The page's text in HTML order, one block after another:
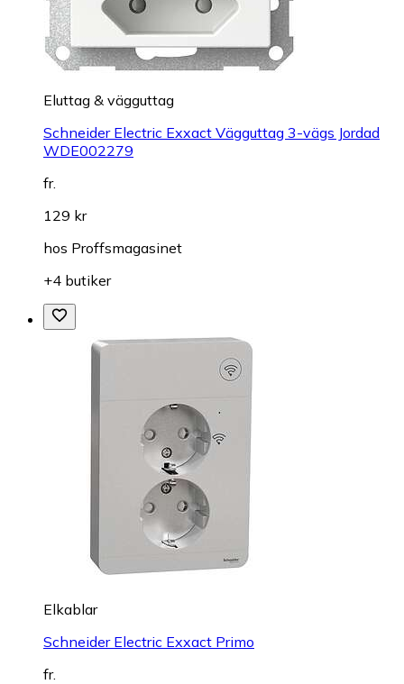
Eluttag & vägguttag
Schneider Electric Exxact Vägguttag 3-vägs Jordad
WDE002279
fr.
129 kr
hos Proffsmagasinet
+4 butiker
Elkablar
Schneider Electric Exxact Primo
fr.